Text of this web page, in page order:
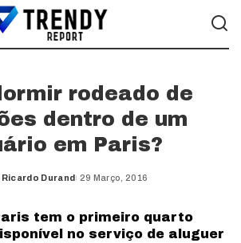
rodeado de
dentro de um
em Paris?
Posted
Ricardo Durand 29 Março, 2016
tem o primeiro quarto
no serviço de aluguer